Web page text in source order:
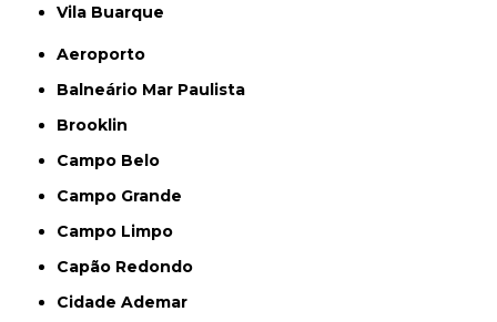
Vila Buarque
Aeroporto
Balneário Mar Paulista
Brooklin
Campo Belo
Campo Grande
Campo Limpo
Capão Redondo
Cidade Ademar